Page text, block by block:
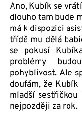
Ano, Kubík se
dlouho tam bude
má k dispozici
třídě mu dělá
se pokusí
problémy
pohyblivost. Ale
doufám, že
mladší sestřičkou
nejpozději za rok.